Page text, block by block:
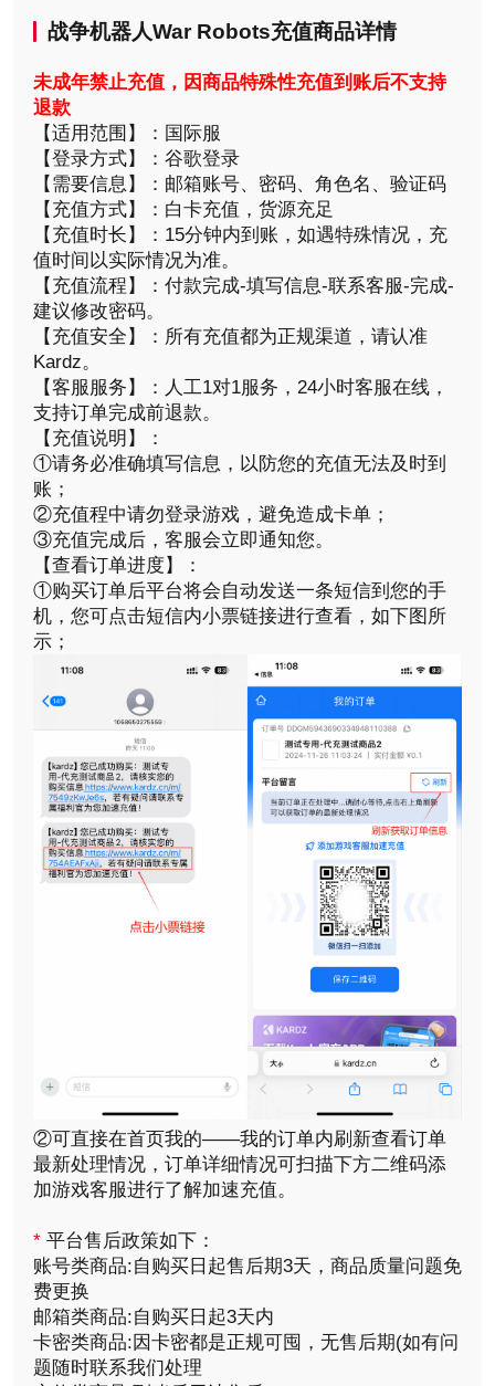
战争机器人War Robots充值商品详情
未成年禁止充值，因商品特殊性充值到账后不支持
退款
【适用范围】：国际服
【登录方式】：谷歌登录
【需要信息】：邮箱账号、密码、角色名、验证码
【充值方式】：白卡充值，货源充足
【充值时长】：15分钟内到账，如遇特殊情况，充
值时间以实际情况为准。
【充值流程】：付款完成-填写信息-联系客服-完成-
建议修改密码。
【充值安全】：所有充值都为正规渠道，请认准
Kardz。
【客服服务】：人工1对1服务，24小时客服在线，
支持订单完成前退款。
【充值说明】：
①请务必准确填写信息，以防您的充值无法及时到
账；
②充值程中请勿登录游戏，避免造成卡单；
③充值完成后，客服会立即通知您。
【查看订单进度】：
①购买订单后平台将会自动发送一条短信到您的手
机，您可点击短信内小票链接进行查看，如下图所
示；
②可直接在首页我的——我的订单内刷新查看订单
最新处理情况，订单详细情况可扫描下方二维码添
加游戏客服进行了解加速充值。
*平台售后政策如下：
账号类商品:自购买日起售后期3天，商品质量问题免
费更换
邮箱类商品:自购买日起3天内
卡密类商品:因卡密都是正规可囤，无售后期(如有问
题随时联系我们处理